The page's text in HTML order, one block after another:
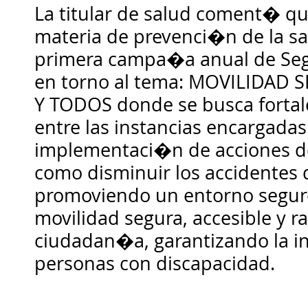
La titular de salud coment�
materia de prevenci�n de la
primera campa�a anual de
en torno al tema: MOVILIDAD
Y TODOS donde se busca
entre las instancias
implementaci�n de acciones
como disminuir los
promoviendo un entorno
movilidad segura, accesible y
ciudadan�a, garantizando la
personas con discapacidad.